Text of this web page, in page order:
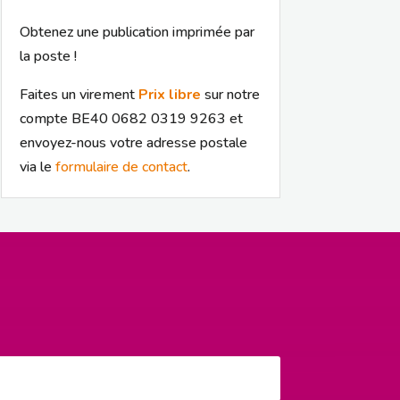
Obtenez une publication imprimée par
la poste !
Faites un virement Prix libre sur notre
compte BE40 0682 0319 9263 et
envoyez-nous votre adresse postale
via leformulaire de contact.